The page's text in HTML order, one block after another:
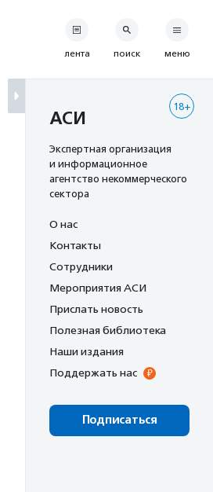
лента поиск меню
18+
АСИ
Экспертная организация
и информационное
агентство некоммерческого
сектора
О нас
Контакты
Сотрудники
Мероприятия АСИ
Прислать новость
Полезная библиотека
Наши издания
Поддержать нас
Подписаться